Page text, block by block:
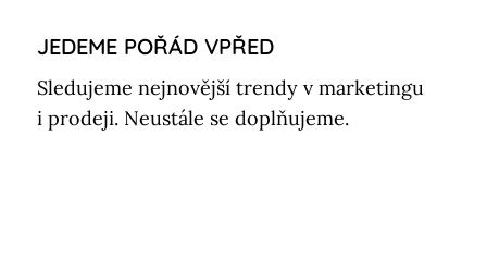
JEDEME POŘÁD VPŘED
Sledujeme nejnovější trendy v marketingu
i prodeji. Neustále se doplňujeme.